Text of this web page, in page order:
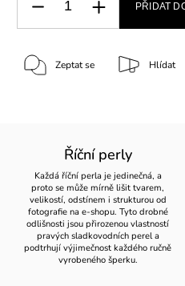
PŘIDAT
Zeptat se Hlídat
Říční perly
Každá říční perla je jedinečná, a
proto se může mírně lišit tvarem,
velikostí, odstínem i strukturou od
fotografie na e-shopu. Tyto drobné
odlišnosti jsou přirozenou vlastností
pravých sladkovodních perel a
podtrhují výjimečnost každého ručně
vyrobeného šperku.